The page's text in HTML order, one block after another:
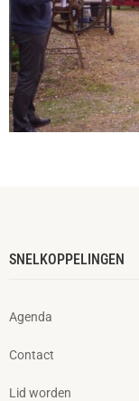
SNELKOPPELINGEN
Agenda
Contact
Lid worden